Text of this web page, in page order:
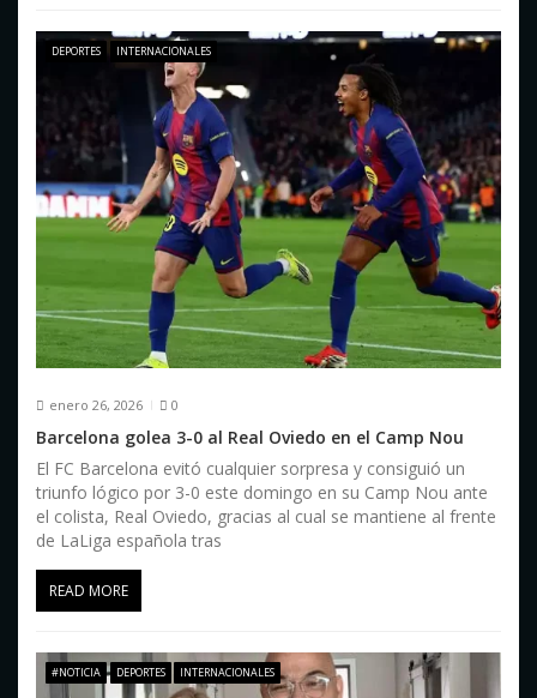
s
DEPORTES INTERNACIONALES
enero 26, 2026 0
Barcelona golea 3-0 al Real Oviedo en el Camp Nou
El FC Barcelona evitó cualquier sorpresa y consiguió un
triunfo lógico por 3-0 este domingo en su Camp Nou ante
el colista, Real Oviedo, gracias al cual se mantiene al frente
de LaLiga española tras
READ MORE
#NOTICIA DEPORTES INTERNACIONALES